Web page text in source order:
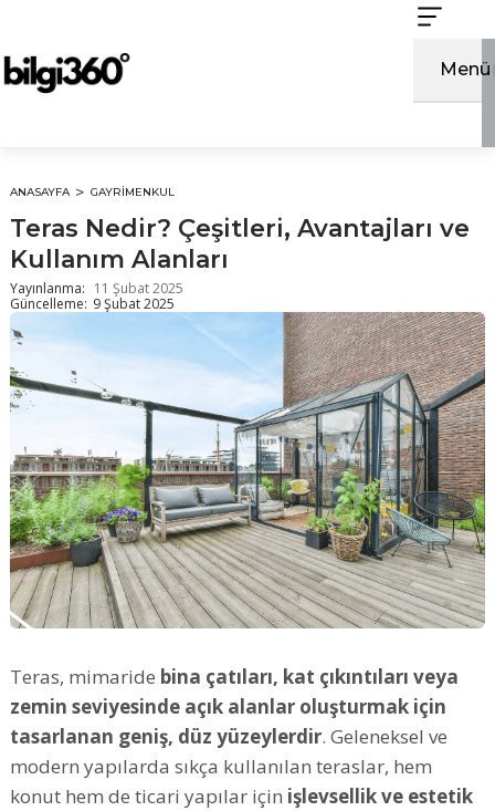
Menü
ANASAYFA GAYRIMENKUL
Teras Nedir? Çeşitleri, Avantajları ve
Kullanım Alanları
Yayınlanma: 11 Şubat 2025
Güncelleme: 9 Şubat 2025
Teras, mimaride bina çatıları, kat çıkıntıları veya
zemin seviyesinde açık alanlar oluşturmak için
tasarlanan geniş, düz yüzeylerdir. Geleneksel ve
modern yapılarda sıkça kullanılan teraslar, hem
konut hem de ticari yapılar için işlevsellik ve estetik